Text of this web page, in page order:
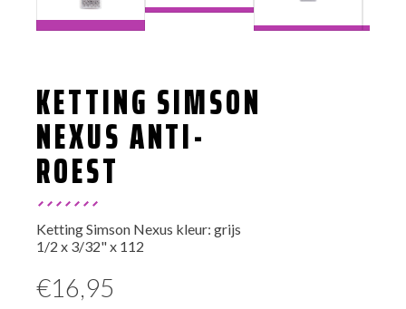
KETTING SIMSON
NEXUS ANTI-
ROEST
Ketting Simson Nexus kleur: grijs
1/2 x 3/32" x 112
€16,95